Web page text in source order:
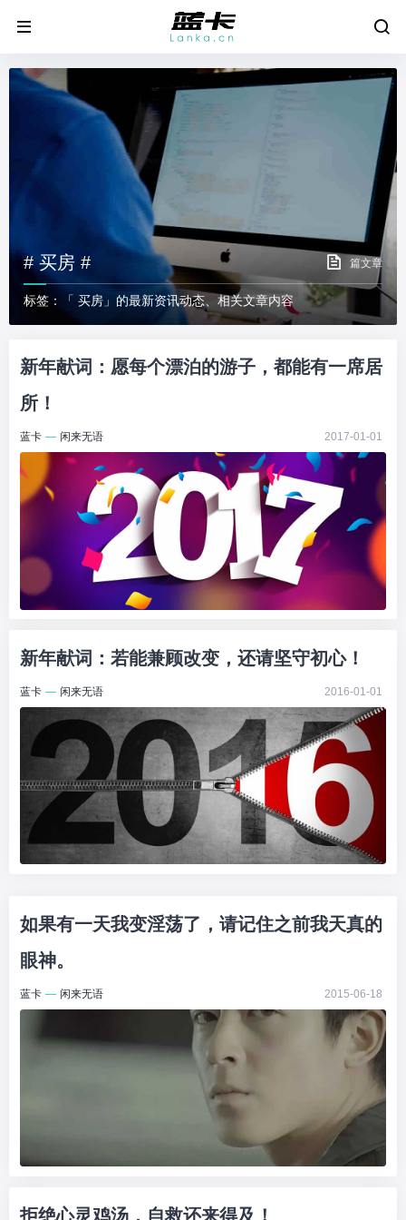
# 买房 # 篇文章
标签：「 买房」的最新资讯动态、相关文章内容
新年献词：愿每个漂泊的游子，都能有一席居
所！
蓝卡 — 闲来无语 2017-01-01
新年献词：若能兼顾改变，还请坚守初心！
蓝卡 — 闲来无语 2016-01-01
如果有一天我变淫荡了，请记住之前我天真的
眼神。
蓝卡 — 闲来无语 2015-06-18
拒绝心灵鸡汤，自救还来得及！